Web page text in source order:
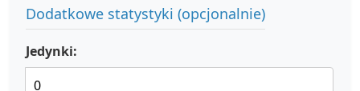
Dodatkowe statystyki (opcjonalnie)
Jedynki: